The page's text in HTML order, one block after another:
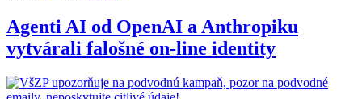
Agenti AI od OpenAI a Anthropiku
vytvárali falošné on-line identity